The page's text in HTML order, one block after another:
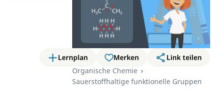
Lernplan Merken
Link teilen
Organische Chemie
Sauerstoffhaltige funktionelle Gruppen